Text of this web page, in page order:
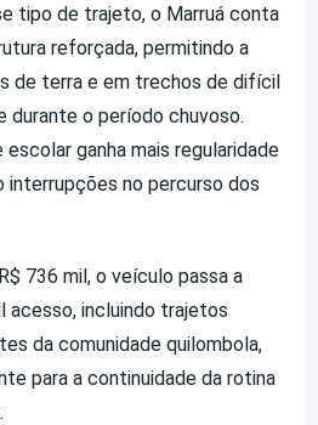
tipo de trajeto, o Marruá conta
reforçada, permitindo a
de terra e em trechos de difícil
durante o período chuvoso.
ganha mais regularidade
interrupções no percurso dos
736 mil, o veículo passa a
incluindo trajetos
da comunidade quilombola,
para a continuidade da rotina